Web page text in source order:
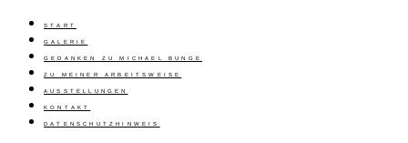
START
GALERIE
GEDANKEN ZU MICHAEL BUNGE
ZU MEINER ARBEITSWEISE
AUSSTELLUNGEN
KONTAKT
DATENSCHUTZHINWEIS